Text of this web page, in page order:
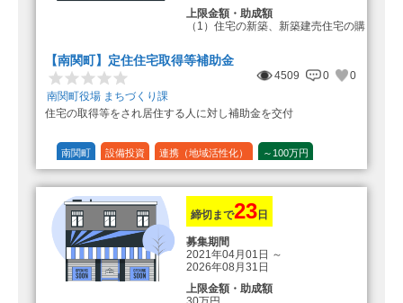
上限金額・助成額
（1）住宅の新築、新築建売住宅の購
登録事業者利用の場合25万円加
算（50万円＋25万円加算＝75万円）
算（25万円＋25万円加算＝50万円）
（3）住宅リフォーム 経費の20％
の額（限度額50万円）
（最大で50万円＋25万円加算＝75万
【南関町】定住住宅取得等補助金
4509 0
0
南関町役場 まちづくり課
住宅の取得等をされ居住する人に対し補助金を交付
南関町 設備投資 連携（地域活性化） ～100万円
締切まで23 日
募集期間
2021年04月01日 ～
2026年08月31日
上限金額・助成額